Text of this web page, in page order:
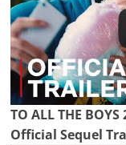
TO ALL THE
Official Sequel